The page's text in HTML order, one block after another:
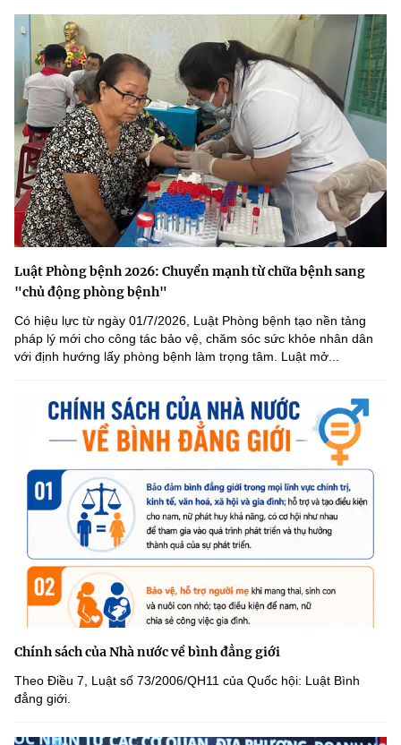
Luật Phòng bệnh 2026: Chuyển mạnh từ chữa bệnh sang
"chủ động phòng bệnh"
Có hiệu lực từ ngày 01/7/2026, Luật Phòng bệnh tạo nền tảng
pháp lý mới cho công tác bảo vệ, chăm sóc sức khỏe nhân dân
với định hướng lấy phòng bệnh làm trọng tâm. Luật mở...
Chính sách của Nhà nước về bình đẳng giới
Theo Điều 7, Luật số 73/2006/QH11 của Quốc hội: Luật Bình
đẳng giới.